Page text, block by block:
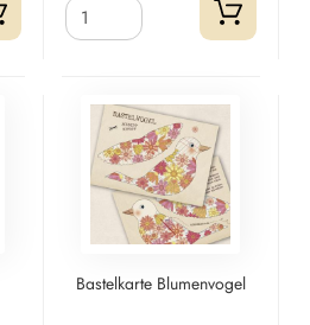
Bastelkarte Blumenvogel